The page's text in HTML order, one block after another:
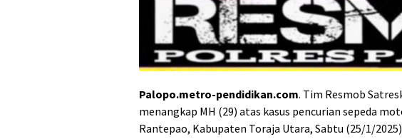
Palopo.metro-pendidikan.com. Tim Resmob
menangkap MH (29) atas kasus pencurian sepeda
Rantepao, Kabupaten Toraja Utara, Sabtu (25/1/